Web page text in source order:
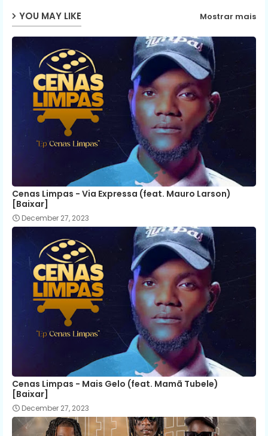
YOU MAY LIKE Mostrar mais
Cenas Limpas - Via Expressa (feat. Mauro Larson)
[Baixar]
December 27, 2023
Cenas Limpas - Mais Gelo (feat. Mamã Tubele)
[Baixar]
December 27, 2023